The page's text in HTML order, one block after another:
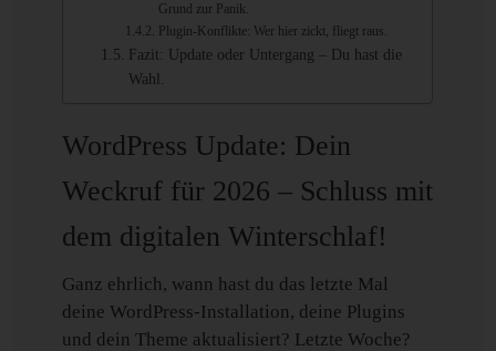
Grund zur Panik.
Plugin-Konflikte: Wer hier zickt, fliegt raus.
Fazit: Update oder Untergang – Du hast die
Wahl.
WordPress Update: Dein
Weckruf für 2026 – Schluss mit
dem digitalen Winterschlaf!
Ganz ehrlich, wann hast du das letzte Mal
deine WordPress-Installation, deine Plugins
und dein Theme aktualisiert? Letzte Woche?